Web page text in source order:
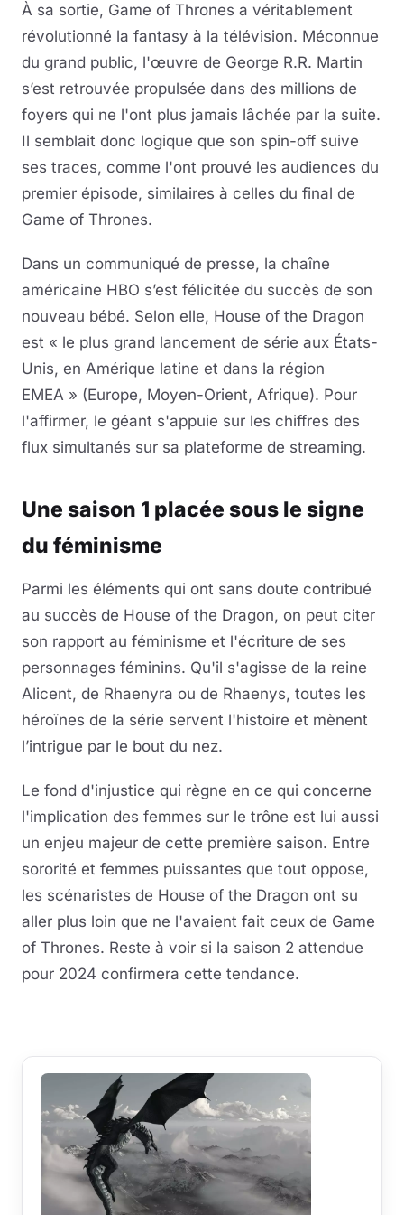
À sa sortie, Game of Thrones a véritablement
révolutionné la fantasy à la télévision. Méconnue
du grand public, l'œuvre de George R.R. Martin
s’est retrouvée propulsée dans des millions de
foyers qui ne l'ont plus jamais lâchée par la suite.
Il semblait donc logique que son spin-off suive
ses traces, comme l'ont prouvé les audiences du
premier épisode, similaires à celles du final de
Game of Thrones.
Dans un communiqué de presse, la chaîne
américaine HBO s’est félicitée du succès de son
nouveau bébé. Selon elle, House of the Dragon
est « le plus grand lancement de série aux États-
Unis, en Amérique latine et dans la région
EMEA » (Europe, Moyen-Orient, Afrique). Pour
l'affirmer, le géant s'appuie sur les chiffres des
flux simultanés sur sa plateforme de streaming.
Une saison 1 placée sous le signe
du féminisme
Parmi les éléments qui ont sans doute contribué
au succès de House of the Dragon, on peut citer
son rapport au féminisme et l'écriture de ses
personnages féminins. Qu'il s'agisse de la reine
Alicent, de Rhaenyra ou de Rhaenys, toutes les
héroïnes de la série servent l'histoire et mènent
l’intrigue par le bout du nez.
Le fond d'injustice qui règne en ce qui concerne
l'implication des femmes sur le trône est lui aussi
un enjeu majeur de cette première saison. Entre
sororité et femmes puissantes que tout oppose,
les scénaristes de House of the Dragon ont su
aller plus loin que ne l'avaient fait ceux de Game
of Thrones. Reste à voir si la saison 2 attendue
pour 2024 confirmera cette tendance.